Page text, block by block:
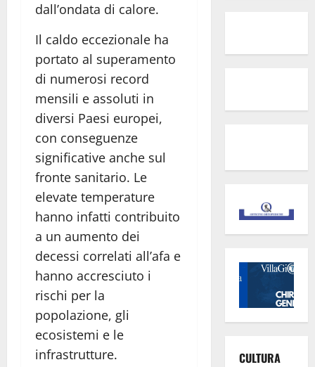
dall’ondata di calore.
Il caldo eccezionale ha
portato al superamento
di numerosi record
mensili e assoluti in
diversi Paesi europei,
con conseguenze
significative anche sul
fronte sanitario. Le
elevate temperature
hanno infatti contribuito
a un aumento dei
decessi correlati all’afa e
hanno accresciuto i
rischi per la
popolazione, gli
ecosistemi e le
infrastrutture.
CULTURA